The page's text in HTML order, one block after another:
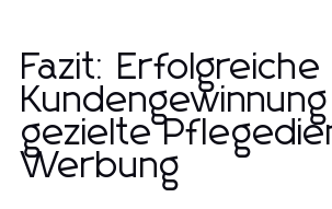
Fazit: Erfolgreiche
gezielte
Werbung